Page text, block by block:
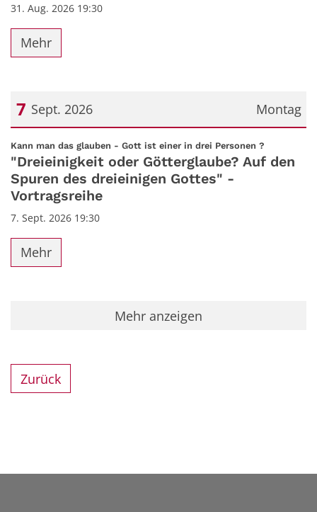
31. Aug. 2026 19:30
Mehr
Montag
7 Sept. 2026
Datum: 7. September 2026
Kann man das glauben - Gott ist einer in drei Personen ?
"Dreieinigkeit oder Götterglaube? Auf den
Spuren des dreieinigen Gottes" -
Vortragsreihe
7. Sept. 2026 19:30
Mehr
Mehr anzeigen
Zurück